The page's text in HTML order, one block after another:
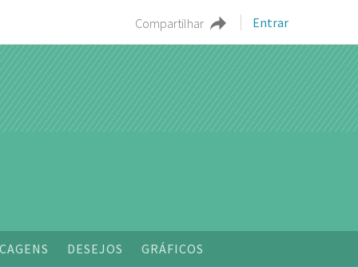
Compartilhar Entrar
DESEJOS GRÁFICOS